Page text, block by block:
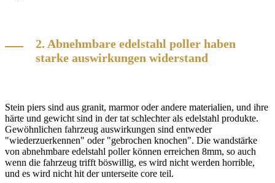
2. Abnehmbare edelstahl poller haben
starke auswirkungen widerstand
Stein piers sind aus granit, marmor oder andere materialien, und ihre
härte und gewicht sind in der tat schlechter als edelstahl produkte.
Gewöhnlichen fahrzeug auswirkungen sind entweder
"wiederzuerkennen" oder "gebrochen knochen". Die wandstärke
von abnehmbare edelstahl poller können erreichen 8mm, so auch
wenn die fahrzeug trifft böswillig, es wird nicht werden horrible,
und es wird nicht hit der unterseite core teil.